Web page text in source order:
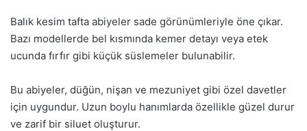
Balık kesim tafta abiyeler sade görünümleriyle öne çıkar.
Bazı modellerde bel kısmında kemer detayı veya etek
ucunda fırfır gibi küçük süslemeler bulunabilir.
Bu abiyeler, düğün, nişan ve mezuniyet gibi özel davetler
için uygundur. Uzun boylu hanımlarda özellikle güzel durur
ve zarif bir siluet oluşturur.